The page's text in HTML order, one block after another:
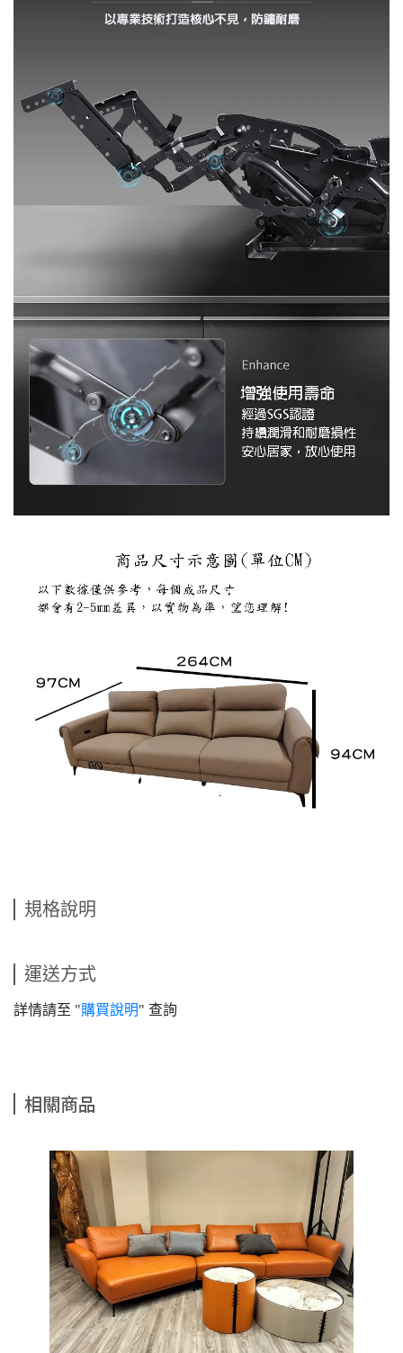
規格說明
運送方式
詳情請至 "購買說明" 查詢
相關商品